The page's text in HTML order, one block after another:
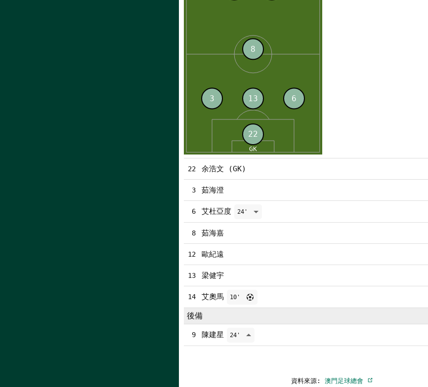
22 余浩文 (GK)
3 茹海澄
6 艾杜亞度 24'
8 茹海嘉
12 歐紀遠
13 梁健宇
14 艾奧馬 10'
後備
9 陳建星 24'
資料來源: 澳門足球總會